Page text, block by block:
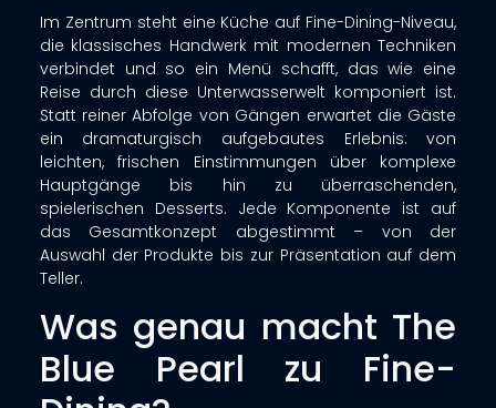
Im Zentrum steht eine Küche auf Fine-Dining-Niveau,
die klassisches Handwerk mit modernen Techniken
verbindet und so ein Menü schafft, das wie eine
Reise durch diese Unterwasserwelt komponiert ist.
Statt reiner Abfolge von Gängen erwartet die Gäste
ein dramaturgisch aufgebautes Erlebnis: von
leichten, frischen Einstimmungen über komplexe
Hauptgänge bis hin zu überraschenden,
spielerischen Desserts. Jede Komponente ist auf
das Gesamtkonzept abgestimmt – von der
Auswahl der Produkte bis zur Präsentation auf dem
Teller.
Was genau macht The
Blue Pearl zu Fine-